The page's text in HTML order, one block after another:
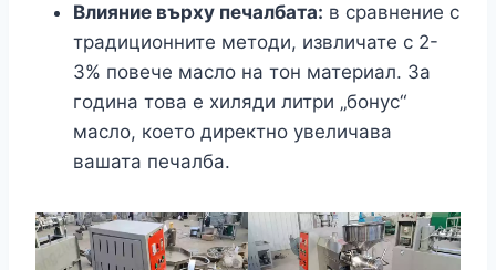
Влияние върху печалбата: в сравнение с
традиционните методи, извличате с 2-
3% повече масло на тон материал. За
година това е хиляди литри „бонус“
масло, което директно увеличава
вашата печалба.